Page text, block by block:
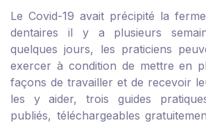
Le Covid-19 avait précipité la
dentaires il y a plusieurs
quelques jours, les praticiens
exercer à condition de mettre en
façons de travailler et de recevoir
les y aider, trois guides
publiés, téléchargeables